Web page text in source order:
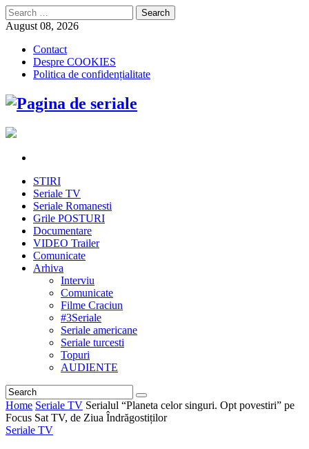
Search
for:
August 08, 2026
Contact
Despre COOKIES
Politica de confidențialitate
STIRI
Seriale TV
Seriale Romanesti
Grile POSTURI
Documentare
VIDEO Trailer
Comunicate
Arhiva
Interviu
Comunicate
Filme Craciun
#3Seriale
Seriale americane
Seriale turcesti
Topuri
AUDIENTE
Home Seriale TV Serialul “Planeta celor singuri. Opt povestiri” pe
Focus Sat TV, de Ziua Îndrăgostiților
Seriale TV